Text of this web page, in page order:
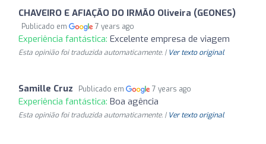
CHAVEIRO E AFIAÇÃO DO IRMÃO Oliveira (GEONES)
Publicado em 7 years ago
Experiência fantástica: Excelente empresa de viagem
Esta opinião foi traduzida automaticamente. | Ver texto original
Samille Cruz Publicado em 7 years ago
Experiência fantástica: Boa agência
Esta opinião foi traduzida automaticamente. | Ver texto original